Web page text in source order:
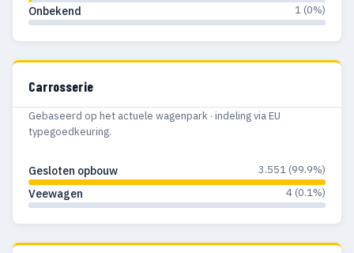
Onbekend 1 (0%)
Carrosserie
Gebaseerd op het actuele wagenpark · indeling via EU
typegoedkeuring.
Gesloten opbouw 3.551 (99.9%)
Veewagen 4 (0.1%)